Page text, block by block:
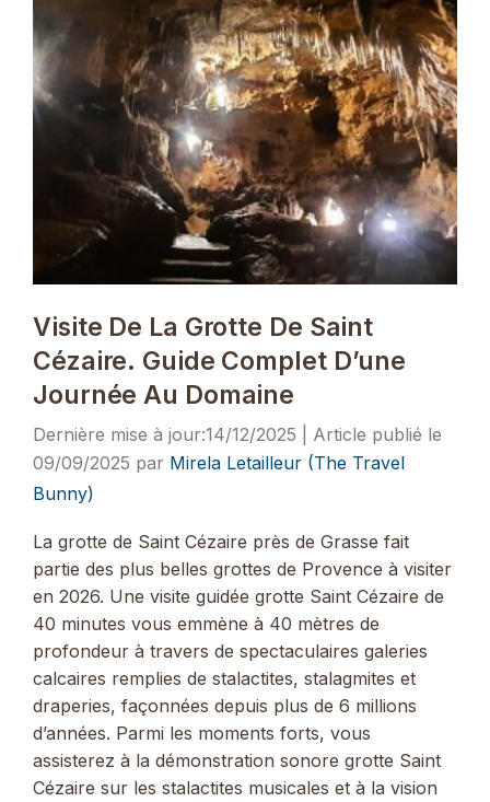
Visite De La Grotte De Saint
Cézaire. Guide Complet D’une
Journée Au Domaine
14/12/2025
09/09/2025 par Mirela Letailleur (The Travel
Bunny)
La grotte de Saint Cézaire près de Grasse fait
partie des plus belles grottes de Provence à visiter
en 2026. Une visite guidée grotte Saint Cézaire de
40 minutes vous emmène à 40 mètres de
profondeur à travers de spectaculaires galeries
calcaires remplies de stalactites, stalagmites et
draperies, façonnées depuis plus de 6 millions
d’années. Parmi les moments forts, vous
assisterez à la démonstration sonore grotte Saint
Cézaire sur les stalactites musicales et à la vision